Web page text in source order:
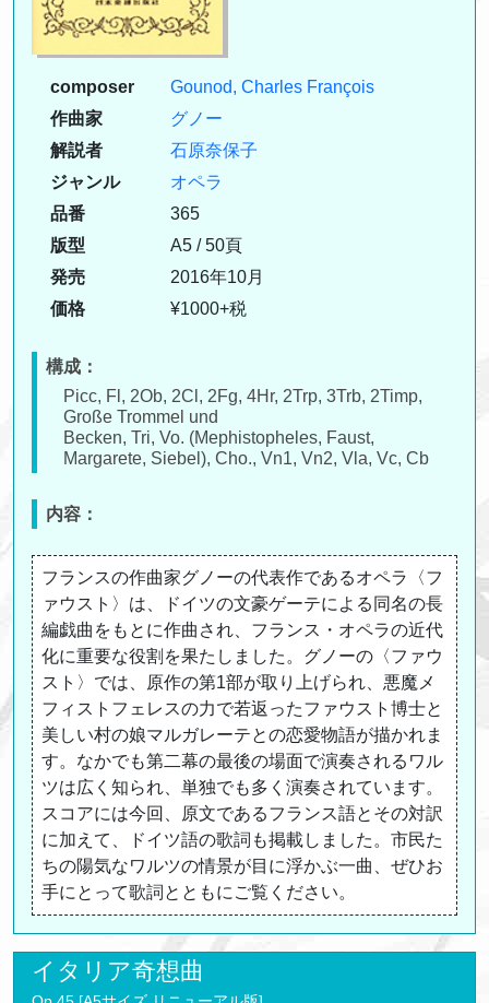
composer
Gounod, Charles François
作曲家
グノー
解説者
石原奈保子
ジャンル
オペラ
品番
365
版型
A5 / 50頁
発売
2016年10月
価格
¥1000+税
構成：
Picc, Fl, 2Ob, 2Cl, 2Fg, 4Hr, 2Trp, 3Trb, 2Timp,
Große Trommel und
Becken, Tri, Vo. (Mephistopheles, Faust,
Margarete, Siebel), Cho., Vn1, Vn2, Vla, Vc, Cb
内容：
フランスの作曲家グノーの代表作であるオペラ〈フ
ァウスト〉は、ドイツの文豪ゲーテによる同名の長
編戯曲をもとに作曲され、フランス・オペラの近代
化に重要な役割を果たしました。グノーの〈ファウ
スト〉では、原作の第1部が取り上げられ、悪魔メ
フィストフェレスの力で若返ったファウスト博士と
美しい村の娘マルガレーテとの恋愛物語が描かれま
す。なかでも第二幕の最後の場面で演奏されるワル
ツは広く知られ、単独でも多く演奏されています。
スコアには今回、原文であるフランス語とその対訳
に加えて、ドイツ語の歌詞も掲載しました。市民た
ちの陽気なワルツの情景が目に浮かぶ一曲、ぜひお
手にとって歌詞とともにご覧ください。
イタリア奇想曲